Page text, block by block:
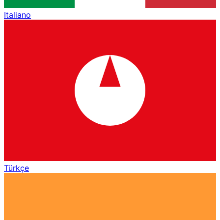
Italiano
Türkçe